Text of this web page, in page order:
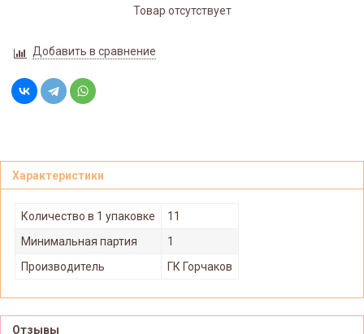
Товар отсутствует
Добавить в сравнение
Характеристики
Количество в 1 упаковке
11
Минимальная партия
1
Производитель
ГК Горчаков
Отзывы